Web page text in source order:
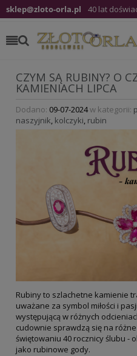
sklep@zloto-orla.pl 40 lat
CZYM SĄ RUBINY? O
KAMIENIACH LIPCA
Dodano: 09-07-2024w kategorii:
naszyjnik, kolczyki, rubin
Rubiny to szlachetne kamienie
uważane za symbol miłości i
występującą w różnych
cudownie sprawdzą się na
świętowaniu 40 rocznicy ślubu -
jako rubinowe gody.